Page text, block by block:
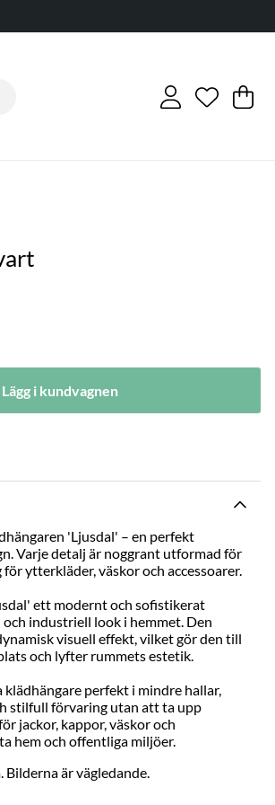
Antal i
. .
Lägg i kundvagnen
'Ljusdal' – en perfekt
Varje detalj är noggrant utformad för
ytterkläder, väskor och accessoarer.
ett modernt och sofistikerat
industriell look i hemmet. Den
visuell effekt, vilket gör den till
och lyfter rummets estetik.
perfekt i mindre hallar,
stilfull förvaring utan att ta upp
jackor, kappor, väskor och
hem och offentliga miljöer.
är vägledande.